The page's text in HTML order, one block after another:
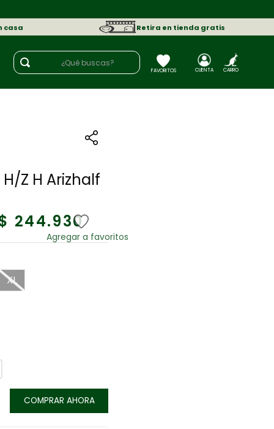
casa Retira en tienda gratis
¿Qué buscas?
Z H Arizhalf
244.930
XL
COMPRAR AHORA